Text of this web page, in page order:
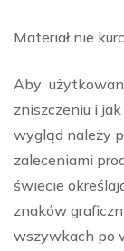
Materiał nie
Aby
zniszczeniu i
wygląd należy
zaleceniami
świecie
znaków
wszywkach po